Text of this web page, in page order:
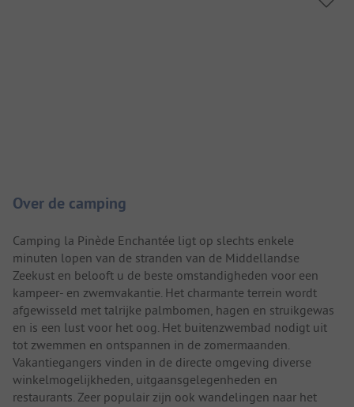
Over de camping
Camping la Pinède Enchantée ligt op slechts enkele
minuten lopen van de stranden van de Middellandse
Zeekust en belooft u de beste omstandigheden voor een
kampeer- en zwemvakantie. Het charmante terrein wordt
afgewisseld met talrijke palmbomen, hagen en struikgewas
en is een lust voor het oog. Het buitenzwembad nodigt uit
tot zwemmen en ontspannen in de zomermaanden.
Vakantiegangers vinden in de directe omgeving diverse
winkelmogelijkheden, uitgaansgelegenheden en
restaurants. Zeer populair zijn ook wandelingen naar het